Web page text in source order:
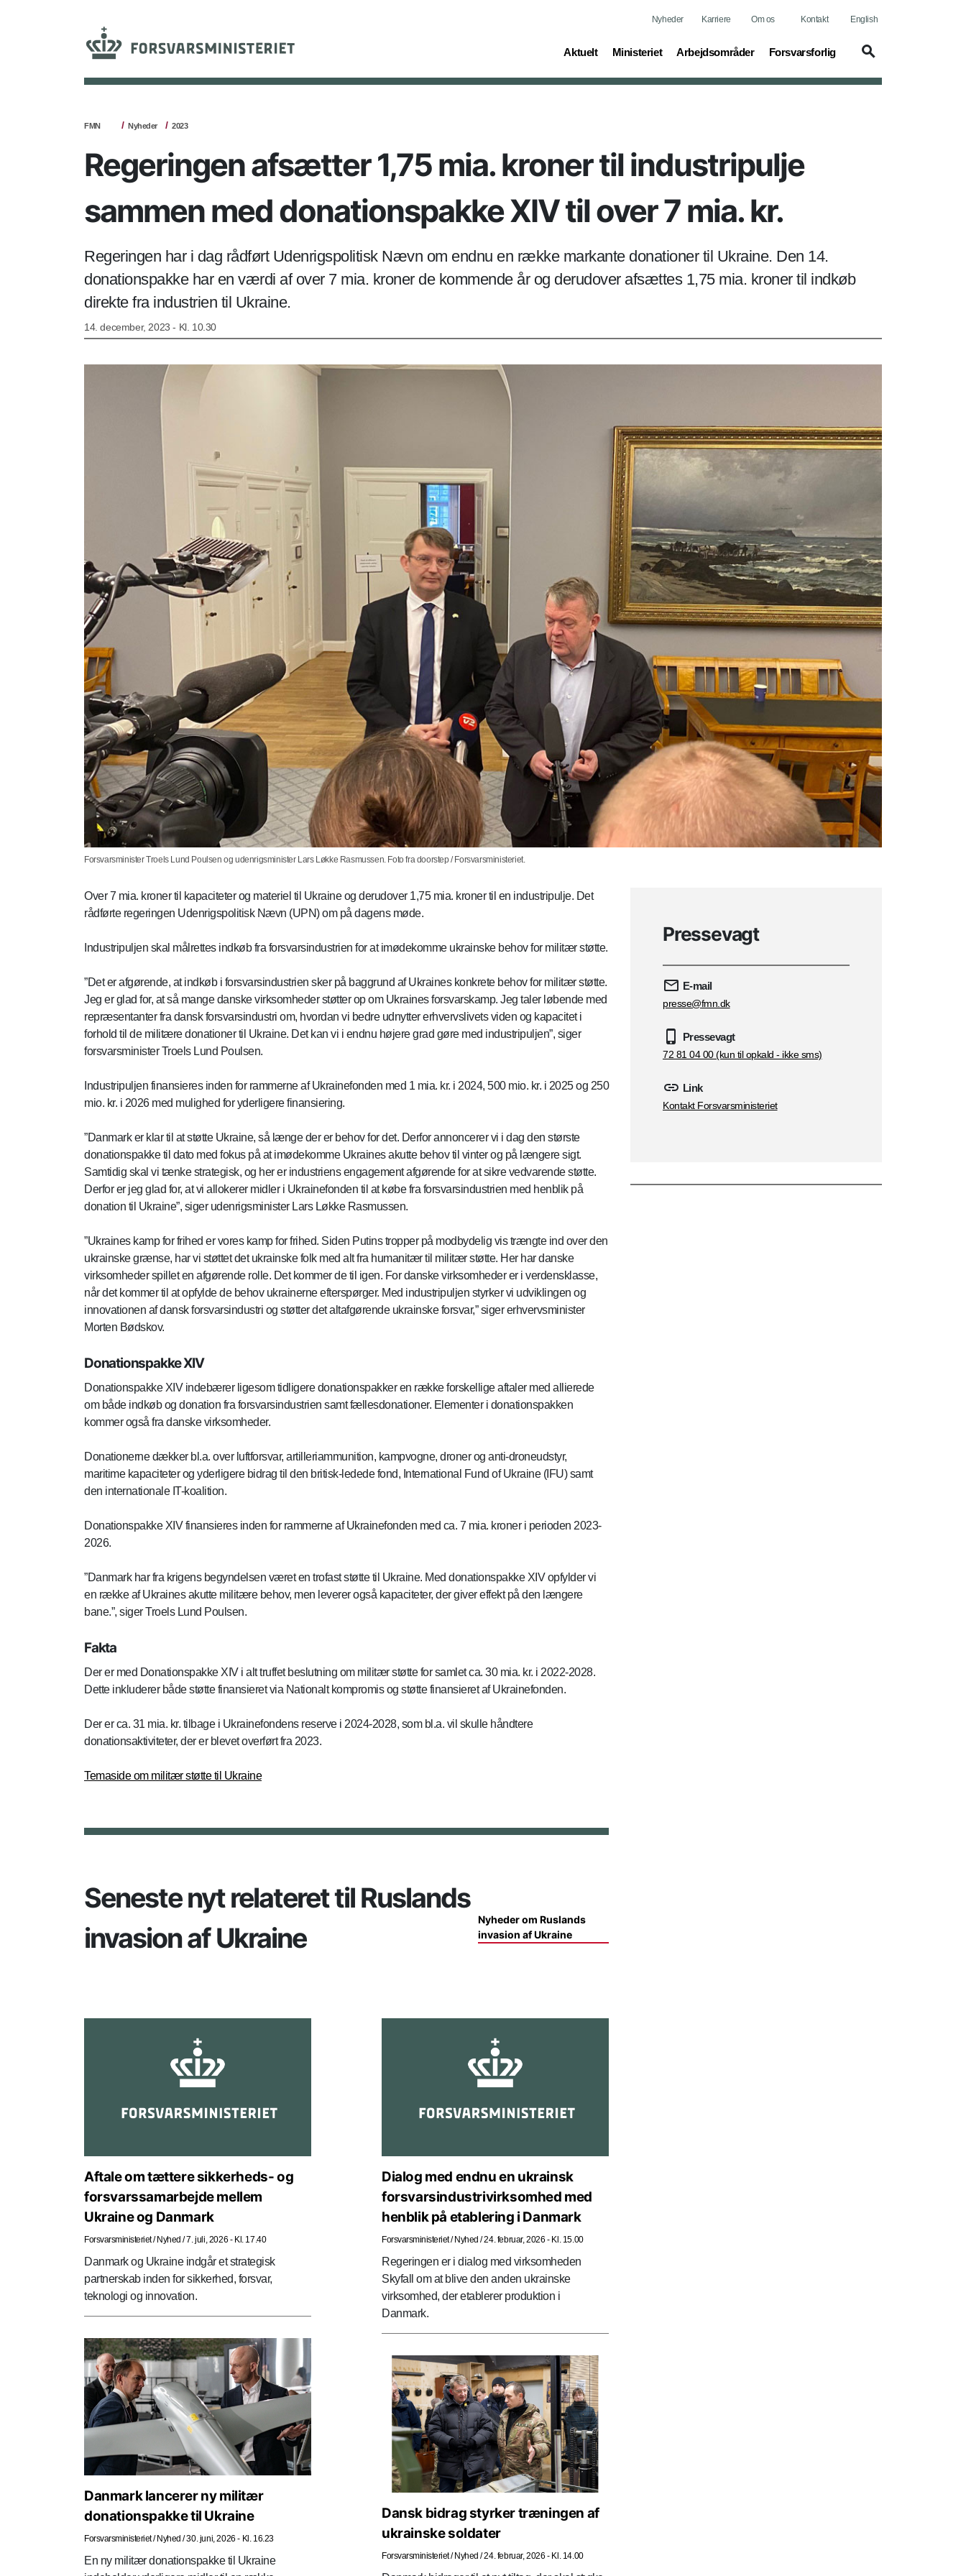
Nyheder Karriere Om os Kontakt English
Aktuelt
(current) Ministeriet
(current) Arbejdsområder
(current) Forsvarsforlig
(current)
FMN Nyheder 2023
Regeringen afsætter 1,75 mia. kroner til industripulje
sammen med donationspakke XIV til over 7 mia. kr.
Regeringen har i dag rådført Udenrigspolitisk Nævn om endnu en række markante donationer til Ukraine. Den 14.
donationspakke har en værdi af over 7 mia. kroner de kommende år og derudover afsættes 1,75 mia. kroner til indkøb
direkte fra industrien til Ukraine.
14. december, 2023 - Kl. 10.30
Forsvarsminister Troels Lund Poulsen og udenrigsminister Lars Løkke Rasmussen. Foto fra doorstep / Forsvarsministeriet.
Over 7 mia. kroner til kapaciteter og materiel til Ukraine og derudover 1,75 mia. kroner til en industripulje. Det
rådførte regeringen Udenrigspolitisk Nævn (UPN) om på dagens møde.
Industripuljen skal målrettes indkøb fra forsvarsindustrien for at imødekomme ukrainske behov for militær støtte.
”Det er afgørende, at indkøb i forsvarsindustrien sker på baggrund af Ukraines konkrete behov for militær støtte.
Jeg er glad for, at så mange danske virksomheder støtter op om Ukraines forsvarskamp. Jeg taler løbende med
repræsentanter fra dansk forsvarsindustri om, hvordan vi bedre udnytter erhvervslivets viden og kapacitet i
forhold til de militære donationer til Ukraine. Det kan vi i endnu højere grad gøre med industripuljen”, siger
forsvarsminister Troels Lund Poulsen.
Industripuljen finansieres inden for rammerne af Ukrainefonden med 1 mia. kr. i 2024, 500 mio. kr. i 2025 og 250
mio. kr. i 2026 med mulighed for yderligere finansiering.
”Danmark er klar til at støtte Ukraine, så længe der er behov for det. Derfor annoncerer vi i dag den største
donationspakke til dato med fokus på at imødekomme Ukraines akutte behov til vinter og på længere sigt.
Samtidig skal vi tænke strategisk, og her er industriens engagement afgørende for at sikre vedvarende støtte.
Derfor er jeg glad for, at vi allokerer midler i Ukrainefonden til at købe fra forsvarsindustrien med henblik på
donation til Ukraine”, siger udenrigsminister Lars Løkke Rasmussen.
”Ukraines kamp for frihed er vores kamp for frihed. Siden Putins tropper på modbydelig vis trængte ind over den
ukrainske grænse, har vi støttet det ukrainske folk med alt fra humanitær til militær støtte. Her har danske
virksomheder spillet en afgørende rolle. Det kommer de til igen. For danske virksomheder er i verdensklasse,
når det kommer til at opfylde de behov ukrainerne efterspørger. Med industripuljen styrker vi udviklingen og
innovationen af dansk forsvarsindustri og støtter det altafgørende ukrainske forsvar,” siger erhvervsminister
Morten Bødskov.
Donationspakke XIV
Donationspakke XIV indebærer ligesom tidligere donationspakker en række forskellige aftaler med allierede
om både indkøb og donation fra forsvarsindustrien samt fællesdonationer. Elementer i donationspakken
kommer også fra danske virksomheder.
Donationerne dækker bl.a. over luftforsvar, artilleriammunition, kampvogne, droner og anti-droneudstyr,
maritime kapaciteter og yderligere bidrag til den britisk-ledede fond, International Fund of Ukraine (IFU) samt
den internationale IT-koalition.
Donationspakke XIV finansieres inden for rammerne af Ukrainefonden med ca. 7 mia. kroner i perioden 2023-
2026.
”Danmark har fra krigens begyndelsen været en trofast støtte til Ukraine. Med donationspakke XIV opfylder vi
en række af Ukraines akutte militære behov, men leverer også kapaciteter, der giver effekt på den længere
bane.”, siger Troels Lund Poulsen.
Fakta
Der er med Donationspakke XIV i alt truffet beslutning om militær støtte for samlet ca. 30 mia. kr. i 2022-2028.
Dette inkluderer både støtte finansieret via Nationalt kompromis og støtte finansieret af Ukrainefonden.
Der er ca. 31 mia. kr. tilbage i Ukrainefondens reserve i 2024-2028, som bl.a. vil skulle håndtere
donationsaktiviteter, der er blevet overført fra 2023.
Temaside om militær støtte til Ukraine
Seneste nyt relateret til Ruslands
invasion af Ukraine
Nyheder om Ruslands
invasion af Ukraine
Aftale om tættere sikkerheds- og
forsvarssamarbejde mellem
Ukraine og Danmark
Forsvarsministeriet/ Nyhed /7. juli, 2026 - Kl. 17.40
Danmark og Ukraine indgår et strategisk
partnerskab inden for sikkerhed, forsvar,
teknologi og innovation.
Danmark lancerer ny militær
donationspakke til Ukraine
Forsvarsministeriet/ Nyhed /30. juni, 2026 - Kl. 16.23
En ny militær donationspakke til Ukraine
Dialog med endnu en ukrainsk
forsvarsindustrivirksomhed med
henblik på etablering i Danmark
Forsvarsministeriet/ Nyhed /24. februar, 2026 - Kl. 15.00
Regeringen er i dialog med virksomheden
Skyfall om at blive den anden ukrainske
virksomhed, der etablerer produktion i
Danmark.
Dansk bidrag styrker træningen af
ukrainske soldater
Forsvarsministeriet/ Nyhed /24. februar, 2026 - Kl. 14.00
Pressevagt
E-mail
presse@fmn.dk
Pressevagt
72 81 04 00 (kun til opkald - ikke sms)
Link
Kontakt Forsvarsministeriet